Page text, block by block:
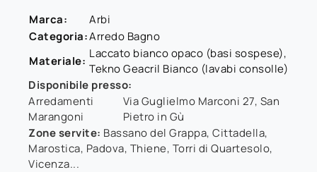
Marca:
Arbi
Categoria:Arredo Bagno
Materiale:
Laccato bianco opaco (basi sospese),
Tekno Geacril Bianco (lavabi consolle)
Disponibile presso:
Arredamenti
Marangoni
Via Guglielmo Marconi 27, San
Pietro in Gù
Zone servite: Bassano del Grappa, Cittadella,
Marostica, Padova, Thiene, Torri di Quartesolo,
Vicenza...